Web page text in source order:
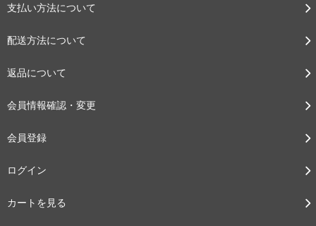
支払い方法について
配送方法について
返品について
会員情報確認・変更
会員登録
ログイン
カートを見る